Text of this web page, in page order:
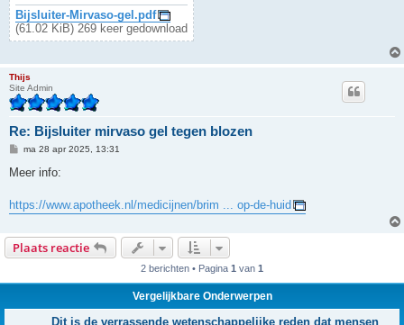
Bijsluiter-Mirvaso-gel.pdf
(61.02 KiB) 269 keer gedownload
Thijs
Site Admin
Re: Bijsluiter mirvaso gel tegen blozen
B
r
h
t
ma 28 apr 2025, 13:31
Meer info:
https://www.apotheek.nl/medicijnen/brim ... op-de-huid
Plaats reactie
2 berichten • Pagina 1 van 1
Vergelijkbare Onderwerpen
Dit is de verrassende wetenschappelijke reden dat mensen